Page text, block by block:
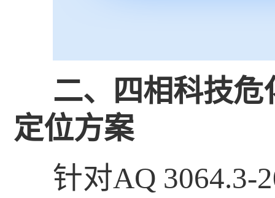
二、四相科技
定位方案
针对AQ 3064.3-